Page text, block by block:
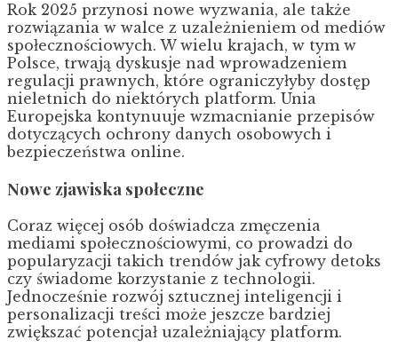
Rok 2025 przynosi nowe wyzwania, ale także
rozwiązania w walce z uzależnieniem od mediów
społecznościowych. W wielu krajach, w tym w
Polsce, trwają dyskusje nad wprowadzeniem
regulacji prawnych, które ograniczyłyby dostęp
nieletnich do niektórych platform. Unia
Europejska kontynuuje wzmacnianie przepisów
dotyczących ochrony danych osobowych i
bezpieczeństwa online.
Nowe zjawiska społeczne
Coraz więcej osób doświadcza zmęczenia
mediami społecznościowymi, co prowadzi do
popularyzacji takich trendów jak cyfrowy detoks
czy świadome korzystanie z technologii.
Jednocześnie rozwój sztucznej inteligencji i
personalizacji treści może jeszcze bardziej
zwiększać potencjał uzależniający platform.